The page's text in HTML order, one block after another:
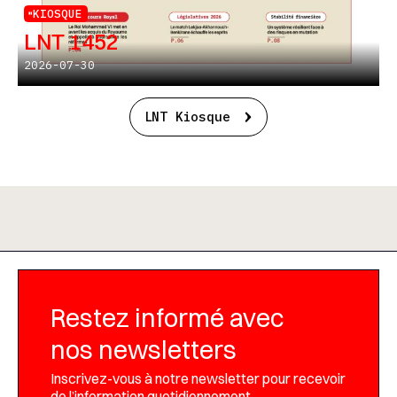
KIOSQUE
LNT 1452
2026-07-30
LNT Kiosque
Restez informé avec
nos newsletters
Inscrivez-vous à notre newsletter pour recevoir